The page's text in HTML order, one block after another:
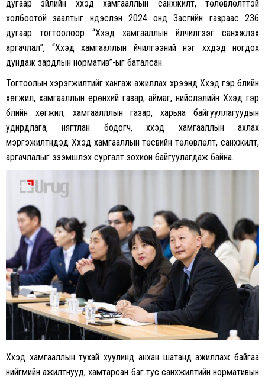
дугаар зүйлийн хүүхэд хамгааллын санхүүжилт, төлөвлөлттэй
холбоотой заалтыг үндэслэн 2024 онд Засгийн газраас 236
дугаар тогтоолоор “Хүүхэд хамгааллын үйлчилгээг санхүүжүүлэх
аргачлал”, “Хүүхэд хамгааллын үйчилгээний нэг хүүхдэд ногдох
дундаж зардлын норматив”-ыг баталсан.
Тогтоолын хэрэгжилтийг хангаж ажиллах хүрээнд Хүүхэд гэр бүлийн
хөгжил, хамгааллын ерөнхий газар, аймаг, нийслэлийн Хүүхэд гэр
бүлийн хөгжил, хамгаалллын газар, харьяа байгууллагуудын
удирдлага, нягтлан бодогч, хүүхэд хамгааллын ахлах
мэргэжилтнүүдэд Хүүхэд хамгааллын төсвийн төлөвлөлт, санхүүжилт,
аргачлалыг эзэмшүүлэх сургалт зохион байгуулагдаж байна.
Хүүхэд хамгааллын тухай хуулинд анхан шатанд ажиллаж байгаа
нийгмийн ажилтнууд, хамтарсан баг тус санхүүжилтийн нормативын